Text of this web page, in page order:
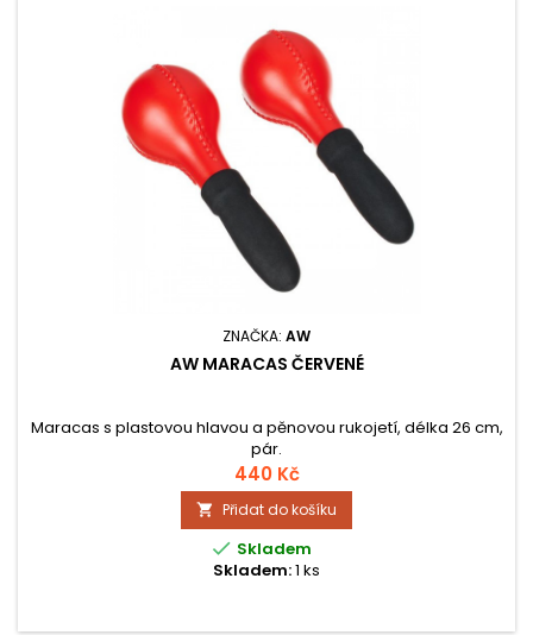
ZNAČKA: AW
AW MARACAS ČERVENÉ
Maracas s plastovou hlavou a pěnovou rukojetí, délka 26 cm,
pár.
440 Kč
 Přidat do košíku
 Skladem
Skladem:1 ks